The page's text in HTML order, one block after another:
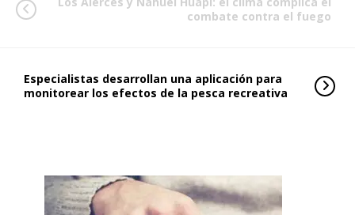
combate contra el fuego
Especialistas desarrollan una aplicación para
monitorear los efectos de la pesca recreativa